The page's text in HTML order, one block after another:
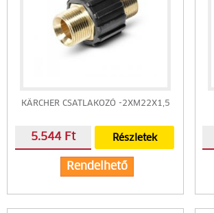
KÄRCHER CSATLAKOZÓ -2XM22X1,5
5.544 Ft Részletek
Rendelhető